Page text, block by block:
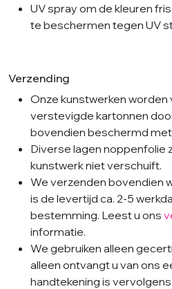
UV spray om de kleuren
te beschermen tegen UV
Verzending
Onze kunstwerken worden
verstevigde kartonnen
bovendien beschermd
Diverse lagen noppenfolie
kunstwerk niet verschuift.
We verzenden bovendien
is de levertijd ca. 2-5
bestemming. Leest u ons
informatie.
We gebruiken alleen
alleen ontvangt u van ons
handtekening is